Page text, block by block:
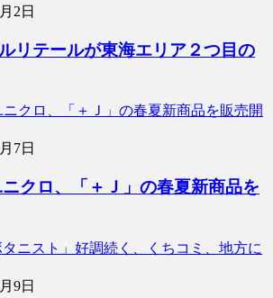
2日
リテールが東海エリア２つ目の
7日
ニクロ、「＋Ｊ」の春夏新商品を
9日